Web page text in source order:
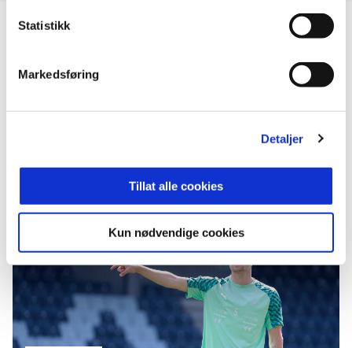
Statistikk
Markedsføring
Detaljer
Tillat alle cookies
Kun nødvendige cookies